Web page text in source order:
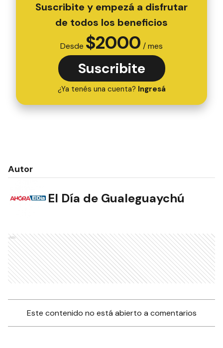
Suscribite y empezá a disfrutar
de todos los beneficios
Desde $2000 / mes
Suscribite
¿Ya tenés una cuenta? Ingresá
Autor
El Día de Gualeguaychú
Ads
Este contenido no está abierto a comentarios